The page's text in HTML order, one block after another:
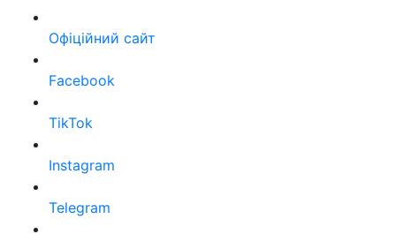
Офіційний сайт
Facebook
TikTok
Instagram
Telegram